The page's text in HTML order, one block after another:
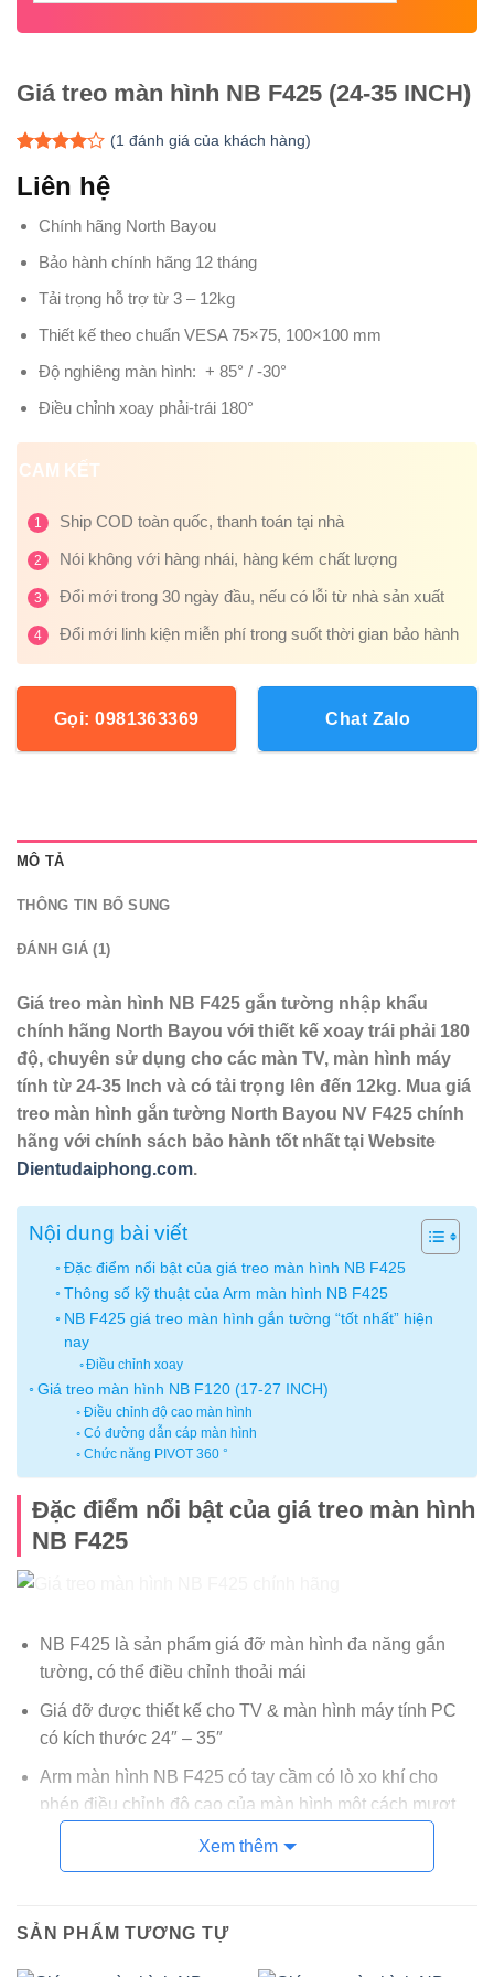
Giá treo màn hình NB F425 (24-35 INCH)
5 dựa
(1 đánh giá của khách hàng)
Liên hệ
Chính hãng North Bayou
Bảo hành chính hãng 12 tháng
Tải trọng hỗ trợ từ 3 – 12kg
Thiết kế theo chuẩn VESA 75×75, 100×100 mm
Độ nghiêng màn hình: + 85° / -30°
Điều chỉnh xoay phải-trái 180°
CAM KẾT
1 Ship COD toàn quốc, thanh toán tại nhà
2 Nói không với hàng nhái, hàng kém chất lượng
3 Đổi mới trong 30 ngày đầu, nếu có lỗi từ nhà sản xuất
4 Đổi mới linh kiện miễn phí trong suốt thời gian bảo hành
Gọi: 0981363369 Chat Zalo
MÔ TẢ
THÔNG TIN BỔ SUNG
ĐÁNH GIÁ (1)
Giá treo màn hình NB F425 gắn tường nhập khẩu
chính hãng North Bayou với thiết kế xoay trái phải 180
độ, chuyên sử dụng cho các màn TV, màn hình máy
tính từ 24-35 Inch và có tải trọng lên đến 12kg. Mua giá
treo màn hình gắn tường North Bayou NV F425 chính
hãng với chính sách bảo hành tốt nhất tại Website
Dientudaiphong.com.
Nội dung bài viết
Đặc điểm nổi bật của giá treo màn hình NB F425
Thông số kỹ thuật của Arm màn hình NB F425
NB F425 giá treo màn hình gắn tường “tốt nhất” hiện
nay
Điều chỉnh xoay
Giá treo màn hình NB F120 (17-27 INCH)
Điều chỉnh độ cao màn hình
Có đường dẫn cáp màn hình
Chức năng PIVOT 360 °
Đặc điểm nổi bật của giá treo màn hình
NB F425
NB F425 là sản phẩm giá đỡ màn hình đa năng gắn
tường, có thể điều chỉnh thoải mái
Giá đỡ được thiết kế cho TV & màn hình máy tính PC
có kích thước 24″ – 35″
Arm màn hình NB F425 có tay cầm có lò xo khí cho
phép điều chỉnh độ cao của màn hình một cách mượt
Sản phẩm có góc nghiêng và điều chỉnh xoay phải – trái
Được thiết kế theo tiêu chuẩn VESA và công thức
Xem thêm
SẢN PHẨM TƯƠNG TỰ